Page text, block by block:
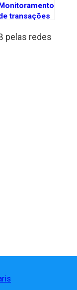
transações
as
pelas redes